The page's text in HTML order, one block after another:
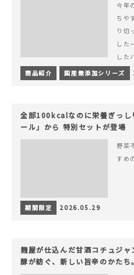
今年
ちや
り切
した
した
コク
商品紹介 国産無添加シリーズ
全部100kcalなのに栄養ぎっし
ール」から 特別セットが登場
野菜
すめ
期間限定 2026.05.29
麹屋が仕込んだ甘酒コチュジ
酵が紡ぐ、新しい旨辛のかたち。